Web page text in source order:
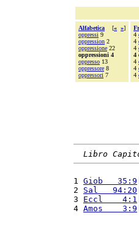
Alfabetica [« »]
oppressi 9
oppression 2
oppressione 22
oppressioni 4
oppresso 13
oppressore 8
oppressori 7
4
4
4
4
4
4
4
Libro
1 Giob   35:9
2 Sal   94:20
3 Eccl    4:1
4 Amos    3:9